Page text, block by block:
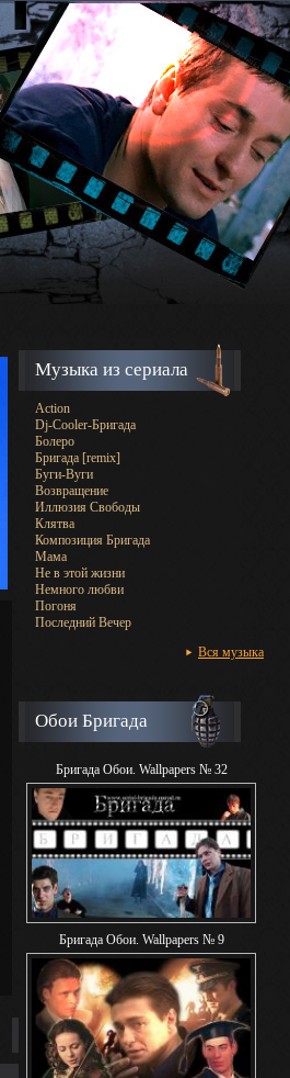
Музыка из сериала
Action
Dj-Cooler-Бригада
Болеро
Бригада [remix]
Буги-Вуги
Возвращение
Иллюзия Свободы
Клятва
Композиция Бригада
Мама
Не в этой жизни
Немного любви
Погоня
Последний Вечер
Вся музыка
Обои Бригада
Бригада Обои. Wallpapers № 32
Бригада Обои. Wallpapers № 9